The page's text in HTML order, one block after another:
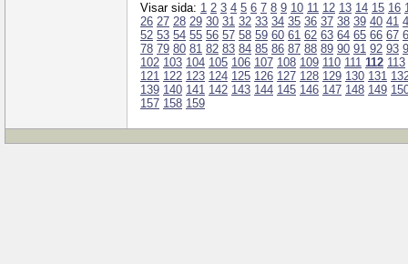
Visar sida: 1 2 3 4 5 6 7 8 9 10 11 12 13 14 15 16
26 27 28 29 30 31 32 33 34 35 36 37 38 39 40 41
52 53 54 55 56 57 58 59 60 61 62 63 64 65 66 67
78 79 80 81 82 83 84 85 86 87 88 89 90 91 92 93
102 103 104 105 106 107 108 109 110 111 112 113
121 122 123 124 125 126 127 128 129 130 131
139 140 141 142 143 144 145 146 147 148 149
157 158 159